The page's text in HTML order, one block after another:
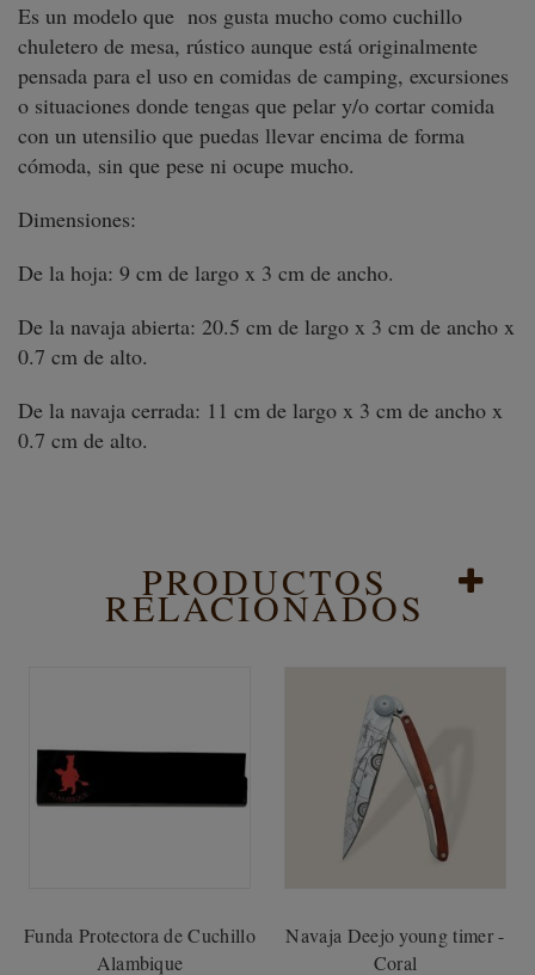
Es un modelo que nos gusta mucho como cuchillo
chuletero de mesa, rústico aunque está originalmente
pensada para el uso en comidas de camping, excursiones
o situaciones donde tengas que pelar y/o cortar comida
con un utensilio que puedas llevar encima de forma
cómoda, sin que pese ni ocupe mucho.
Dimensiones:
De la hoja: 9 cm de largo x 3 cm de ancho.
De la navaja abierta: 20.5 cm de largo x 3 cm de ancho x
0.7 cm de alto.
De la navaja cerrada: 11 cm de largo x 3 cm de ancho x
0.7 cm de alto.
PRODUCTOS
RELACIONADOS
Funda Protectora de Cuchillo
Alambique
Navaja Deejo young timer -
Coral